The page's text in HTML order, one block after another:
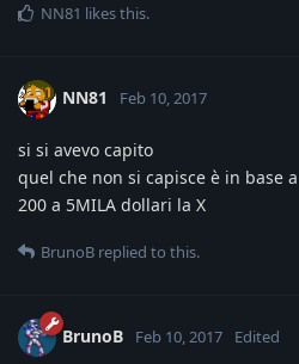
NN81 likes this.
NN81 Feb 10, 2017
si si avevo capito
quel che non si capisce è in base
200 a 5MILA dollari la X
BrunoB replied to this.
BrunoB Feb 10, 2017 Edited